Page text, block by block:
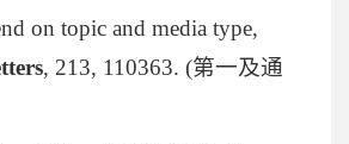
on topic and media type,
, 213, 110363. (第一及通